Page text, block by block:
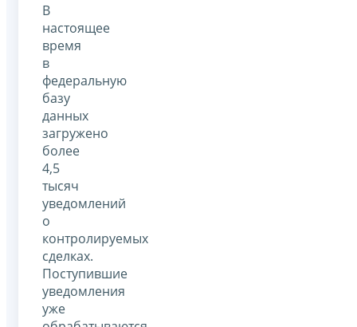
В
настоящее
время
в
федеральную
базу
данных
загружено
более
4,5
тысяч
уведомлений
о
контролируемых
сделках.
Поступившие
уведомления
уже